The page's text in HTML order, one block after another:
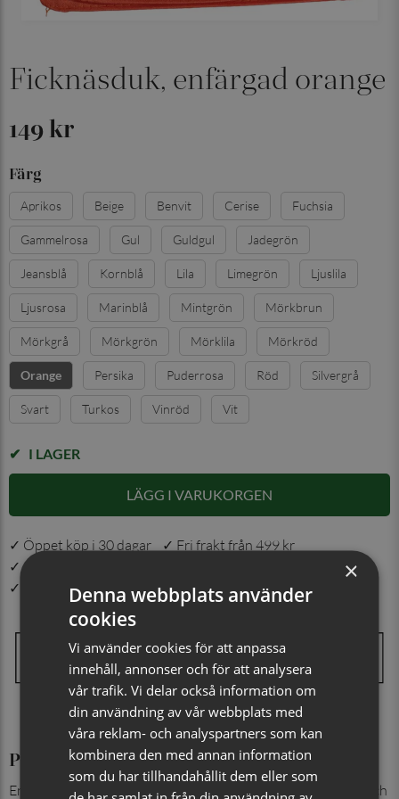
Ficknäsduk, enfärgad orange
149 kr
Färg
Aprikos Beige Benvit Cerise Fuchsia
Gammelrosa Gul Guldgul Jadegrön
Jeansblå Kornblå Lila Limegrön Ljuslila
Ljusrosa Marinblå Mintgrön Mörkbrun
Mörkgrå Mörkgrön Mörklila Mörkröd
Orange Persika Puderrosa Röd Silvergrå
Svart Turkos Vinröd Vit
I LAGER
LÄGG I VARUKORGEN
✓ Öppet köp i 30 dagar ✓ Fri frakt från 499 kr
✓ Order före kl. 12.00 på vardagar skickas samma dag
✓ Snabb leverans från vårt lager i Jönköping
Produktinformation
En klassisk enfärgad näsduk i polyester som ger en elegant och
×
Denna webbplats använder
cookies
Vi använder cookies för att anpassa
innehåll, annonser och för att analysera
vår trafik. Vi delar också information om
din användning av vår webbplats med
våra reklam- och analyspartners som kan
kombinera den med annan information
som du har tillhandahållit dem eller som